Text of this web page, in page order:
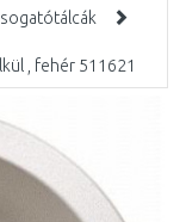
, fehér 511621